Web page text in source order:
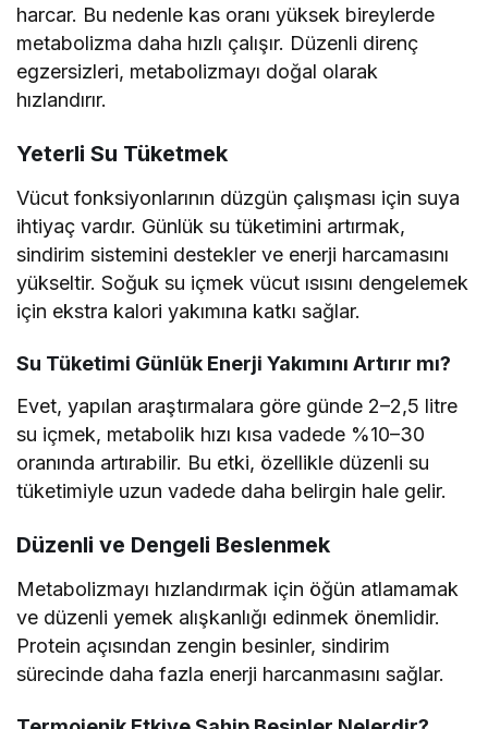
harcar. Bu nedenle kas oranı yüksek bireylerde
metabolizma daha hızlı çalışır. Düzenli direnç
egzersizleri, metabolizmayı doğal olarak
hızlandırır.
Yeterli Su Tüketmek
Vücut fonksiyonlarının düzgün çalışması için suya
ihtiyaç vardır. Günlük su tüketimini artırmak,
sindirim sistemini destekler ve enerji harcamasını
yükseltir. Soğuk su içmek vücut ısısını dengelemek
için ekstra kalori yakımına katkı sağlar.
Su Tüketimi Günlük Enerji Yakımını Artırır mı?
Evet, yapılan araştırmalara göre günde 2–2,5 litre
su içmek, metabolik hızı kısa vadede %10–30
oranında artırabilir. Bu etki, özellikle düzenli su
tüketimiyle uzun vadede daha belirgin hale gelir.
Düzenli ve Dengeli Beslenmek
Metabolizmayı hızlandırmak için öğün atlamamak
ve düzenli yemek alışkanlığı edinmek önemlidir.
Protein açısından zengin besinler, sindirim
sürecinde daha fazla enerji harcanmasını sağlar.